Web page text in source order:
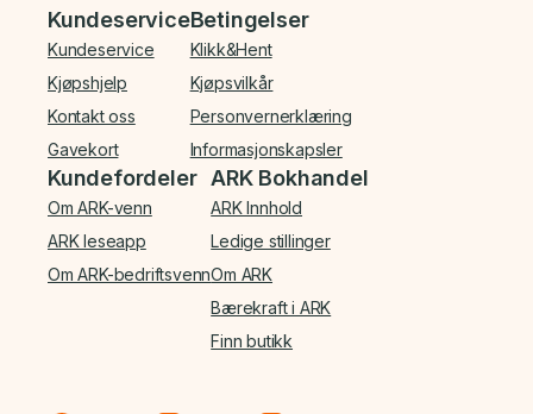
Bunnmeny
Kundeservice
Kundeservice
Kjøpshjelp
Kontakt oss
Gavekort
Betingelser
Klikk&Hent
Kjøpsvilkår
Personvernerklæring
Informasjonskapsler
Kundefordeler
Om ARK-venn
ARK leseapp
Om ARK-bedriftsvenn
ARK Bokhandel
ARK Innhold
Ledige stillinger
Om ARK
Bærekraft i ARK
Finn butikk